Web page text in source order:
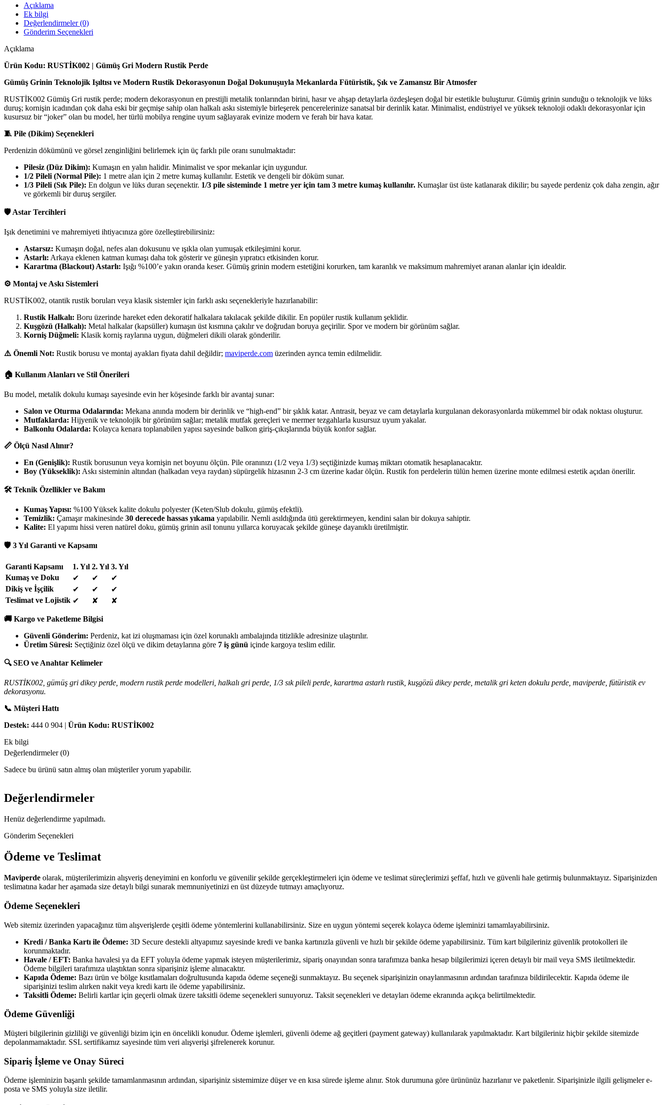
Açıklama
Ek bilgi
Değerlendirmeler (0)
Gönderim Seçenekleri
Açıklama
Ürün Kodu: RUSTİK002 | Gümüş Gri Modern Rustik Perde
Gümüş Grinin Teknolojik Işıltısı ve Modern Rustik Dekorasyonun Doğal Dokunuşuyla Mekanlarda Fütüristik, Şık ve Zamansız Bir Atmosfer
RUSTİK002 Gümüş Gri rustik perde; modern dekorasyonun en prestijli metalik tonlarından birini, hasır ve ahşap detaylarla özdeşleşen doğal bir estetikle buluşturur. Gümüş grinin sunduğu o teknolojik ve lüks
duruş; kornişin icadından çok daha eski bir geçmişe sahip olan halkalı askı sistemiyle birleşerek pencerelerinize sanatsal bir derinlik katar. Minimalist, endüstriyel ve yüksek teknoloji odaklı dekorasyonlar için
kusursuz bir “joker” olan bu model, her türlü mobilya rengine uyum sağlayarak evinize modern ve ferah bir hava katar.
🧵 Pile (Dikim) Seçenekleri
Perdenizin dökümünü ve görsel zenginliğini belirlemek için üç farklı pile oranı sunulmaktadır:
Pilesiz (Düz Dikim): Kumaşın en yalın halidir. Minimalist ve spor mekanlar için uygundur.
1/2 Pileli (Normal Pile): 1 metre alan için 2 metre kumaş kullanılır. Estetik ve dengeli bir döküm sunar.
1/3 Pileli (Sık Pile): En dolgun ve lüks duran seçenektir. 1/3 pile sisteminde 1 metre yer için tam 3 metre kumaş kullanılır. Kumaşlar üst üste katlanarak dikilir; bu sayede perdeniz çok daha zengin, ağır
ve görkemli bir duruş sergiler.
🛡️ Astar Tercihleri
Işık denetimini ve mahremiyeti ihtiyacınıza göre özelleştirebilirsiniz:
Astarsız: Kumaşın doğal, nefes alan dokusunu ve ışıkla olan yumuşak etkileşimini korur.
Astarlı: Arkaya eklenen katman kumaşı daha tok gösterir ve güneşin yıpratıcı etkisinden korur.
Karartma (Blackout) Astarlı: Işığı %100’e yakın oranda keser. Gümüş grinin modern estetiğini korurken, tam karanlık ve maksimum mahremiyet aranan alanlar için idealdir.
⚙️ Montaj ve Askı Sistemleri
RUSTİK002, otantik rustik boruları veya klasik sistemler için farklı askı seçenekleriyle hazırlanabilir:
Rustik Halkalı: Boru üzerinde hareket eden dekoratif halkalara takılacak şekilde dikilir. En popüler rustik kullanım şeklidir.
Kuşgözü (Halkalı): Metal halkalar (kapsüller) kumaşın üst kısmına çakılır ve doğrudan boruya geçirilir. Spor ve modern bir görünüm sağlar.
Korniş Düğmeli: Klasik korniş raylarına uygun, düğmeleri dikili olarak gönderilir.
⚠️ Önemli Not: Rustik borusu ve montaj ayakları fiyata dahil değildir; maviperde.com üzerinden ayrıca temin edilmelidir.
🏠 Kullanım Alanları ve Stil Önerileri
Bu model, metalik dokulu kumaşı sayesinde evin her köşesinde farklı bir avantaj sunar:
Salon ve Oturma Odalarında: Mekana anında modern bir derinlik ve “high-end” bir şıklık katar. Antrasit, beyaz ve cam detaylarla kurgulanan dekorasyonlarda mükemmel bir odak noktası oluşturur.
Mutfaklarda: Hijyenik ve teknolojik bir görünüm sağlar; metalik mutfak gereçleri ve mermer tezgahlarla kusursuz uyum yakalar.
Balkonlu Odalarda: Kolayca kenara toplanabilen yapısı sayesinde balkon giriş-çıkışlarında büyük konfor sağlar.
📏 Ölçü Nasıl Alınır?
En (Genişlik): Rustik borusunun veya kornişin net boyunu ölçün. Pile oranınızı (1/2 veya 1/3) seçtiğinizde kumaş miktarı otomatik hesaplanacaktır.
Boy (Yükseklik): Askı sisteminin altından (halkadan veya raydan) süpürgelik hizasının 2-3 cm üzerine kadar ölçün. Rustik fon perdelerin tülün hemen üzerine monte edilmesi estetik açıdan önerilir.
🛠️ Teknik Özellikler ve Bakım
Kumaş Yapısı: %100 Yüksek kalite dokulu polyester (Keten/Slub dokulu, gümüş efektli).
Temizlik: Çamaşır makinesinde 30 derecede hassas yıkama yapılabilir. Nemli asıldığında ütü gerektirmeyen, kendini salan bir dokuya sahiptir.
Kalite: El yapımı hissi veren natürel doku, gümüş grinin asil tonunu yıllarca koruyacak şekilde güneşe dayanıklı üretilmiştir.
🛡️ 3 Yıl Garanti ve Kapsamı
Garanti Kapsamı 1. Yıl 2. Yıl 3. Yıl
Kumaş ve Doku
✔ ✔
✔
Dikiş ve İşçilik
✔ ✔
✔
Teslimat ve Lojistik ✔ ✘ ✘
🚚 Kargo ve Paketleme Bilgisi
Güvenli Gönderim: Perdeniz, kat izi oluşmaması için özel korunaklı ambalajında titizlikle adresinize ulaştırılır.
Üretim Süresi: Seçtiğiniz özel ölçü ve dikim detaylarına göre 7 iş günü içinde kargoya teslim edilir.
🔍 SEO ve Anahtar Kelimeler
RUSTİK002, gümüş gri dikey perde, modern rustik perde modelleri, halkalı gri perde, 1/3 sık pileli perde, karartma astarlı rustik, kuşgözü dikey perde, metalik gri keten dokulu perde, maviperde, fütüristik ev
dekorasyonu.
📞 Müşteri Hattı
Destek: 444 0 904 | Ürün Kodu: RUSTİK002
Ek bilgi
Değerlendirmeler (0)
Değerlendirmeler
Henüz değerlendirme yapılmadı.
Sadece bu ürünü satın almış olan müşteriler yorum yapabilir.
Gönderim Seçenekleri
Ödeme ve Teslimat
Maviperde olarak, müşterilerimizin alışveriş deneyimini en konforlu ve güvenilir şekilde gerçekleştirmeleri için ödeme ve teslimat süreçlerimizi şeffaf, hızlı ve güvenli hale getirmiş bulunmaktayız. Siparişinizden
teslimatına kadar her aşamada size detaylı bilgi sunarak memnuniyetinizi en üst düzeyde tutmayı amaçlıyoruz.
Ödeme Seçenekleri
Web sitemiz üzerinden yapacağınız tüm alışverişlerde çeşitli ödeme yöntemlerini kullanabilirsiniz. Size en uygun yöntemi seçerek kolayca ödeme işleminizi tamamlayabilirsiniz.
Kredi / Banka Kartı ile Ödeme: 3D Secure destekli altyapımız sayesinde kredi ve banka kartınızla güvenli ve hızlı bir şekilde ödeme yapabilirsiniz. Tüm kart bilgileriniz güvenlik protokolleri ile
korunmaktadır.
Havale / EFT: Banka havalesi ya da EFT yoluyla ödeme yapmak isteyen müşterilerimiz, sipariş onayından sonra tarafımıza banka hesap bilgilerimizi içeren detaylı bir mail veya SMS iletilmektedir.
Ödeme bilgileri tarafımıza ulaştıktan sonra siparişiniz işleme alınacaktır.
Kapıda Ödeme: Bazı ürün ve bölge kısıtlamaları doğrultusunda kapıda ödeme seçeneği sunmaktayız. Bu seçenek siparişinizin onaylanmasının ardından tarafınıza bildirilecektir. Kapıda ödeme ile
siparişinizi teslim alırken nakit veya kredi kartı ile ödeme yapabilirsiniz.
Taksitli Ödeme: Belirli kartlar için geçerli olmak üzere taksitli ödeme seçenekleri sunuyoruz. Taksit seçenekleri ve detayları ödeme ekranında açıkça belirtilmektedir.
Ödeme Güvenliği
Müşteri bilgilerinin gizliliği ve güvenliği bizim için en öncelikli konudur. Ödeme işlemleri, güvenli ödeme ağ geçitleri (payment gateway) kullanılarak yapılmaktadır. Kart bilgileriniz hiçbir şekilde sitemizde
depolanmamaktadır. SSL sertifikamız sayesinde tüm veri alışverişi şifrelenerek korunur.
Sipariş İşleme ve Onay Süreci
Ödeme işleminizin başarılı şekilde tamamlanmasının ardından, siparişiniz sistemimize düşer ve en kısa sürede işleme alınır. Stok durumuna göre ürününüz hazırlanır ve paketlenir. Siparişinizle ilgili gelişmeler e-
posta ve SMS yoluyla size iletilir.